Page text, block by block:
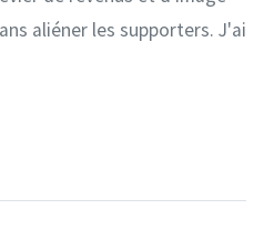
aliéner les supporters. J'ai